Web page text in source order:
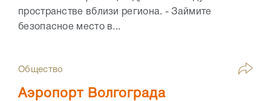
пространстве вблизи региона. - Займите
безопасное место в...
Общество
Аэропорт Волгограда